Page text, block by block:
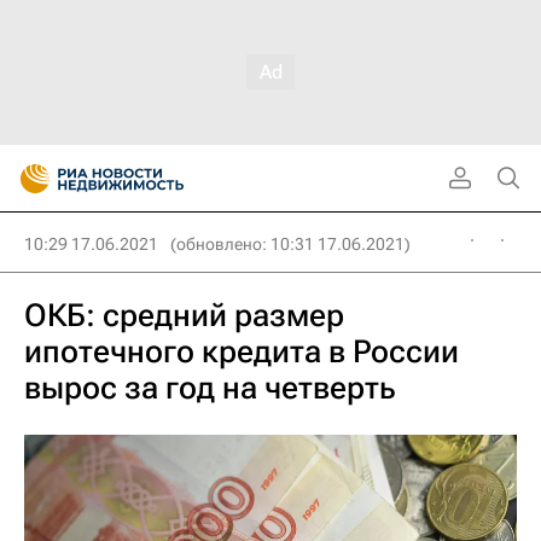
10:29 17.06.2021 (обновлено: 10:31 17.06.2021)
ОКБ: средний размер
ипотечного кредита в России
вырос за год на четверть